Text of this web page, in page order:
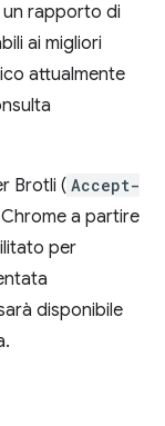
rapporto di
ai migliori
attualmente
Brotli ( Accept-
a partire
per
disponibile